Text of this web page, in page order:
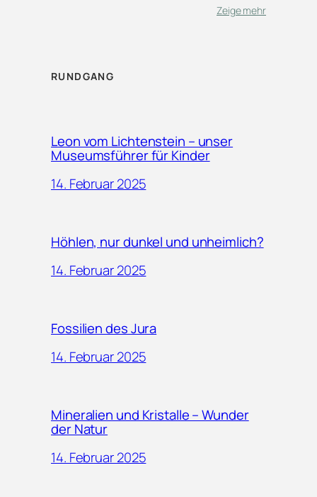
Zeige mehr
RUNDGANG
Leon vom Lichtenstein – unser
Museumsführer für Kinder
14. Februar 2025
Höhlen, nur dunkel und unheimlich?
14. Februar 2025
Fossilien des Jura
14. Februar 2025
Mineralien und Kristalle – Wunder
der Natur
14. Februar 2025